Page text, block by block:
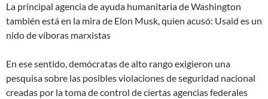
La principal agencia de ayuda humanitaria de Washington
también está en la mira de Elon Musk, quien acusó: Usaid es un
nido de víboras marxistas
En ese sentido, demócratas de alto rango exigieron una
pesquisa sobre las posibles violaciones de seguridad nacional
creadas por la toma de control de ciertas agencias federales